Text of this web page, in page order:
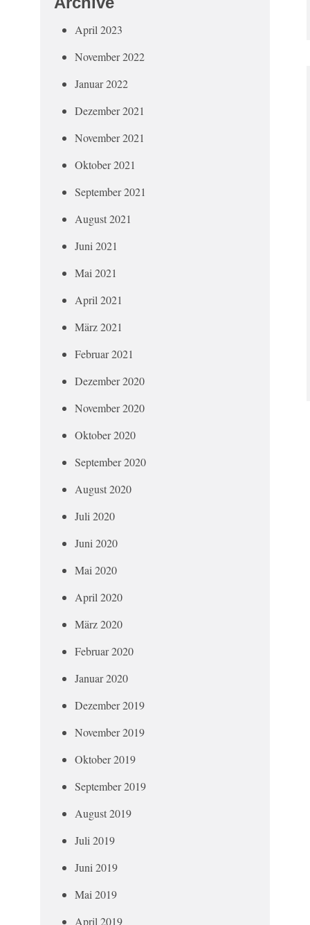
April 2023
November 2022
Januar 2022
Dezember 2021
November 2021
Oktober 2021
September 2021
August 2021
Juni 2021
Mai 2021
April 2021
März 2021
Februar 2021
Dezember 2020
November 2020
Oktober 2020
September 2020
August 2020
Juli 2020
Juni 2020
Mai 2020
April 2020
März 2020
Februar 2020
Januar 2020
Dezember 2019
November 2019
Oktober 2019
September 2019
August 2019
Juli 2019
Juni 2019
Mai 2019
April 2019